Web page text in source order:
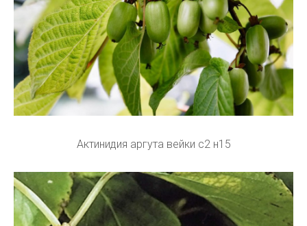
Актинидия аргута вейки с2 н15